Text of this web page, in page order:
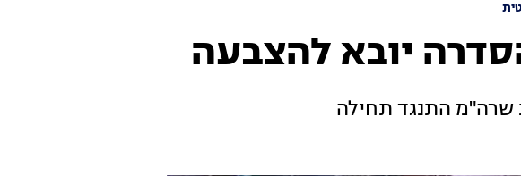
יובא להצבעה
שרה"מ התנגד תחילה